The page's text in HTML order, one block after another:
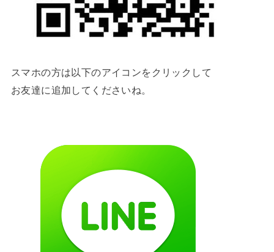
スマホの方は以下のアイコンをクリックして
お友達に追加してくださいね。